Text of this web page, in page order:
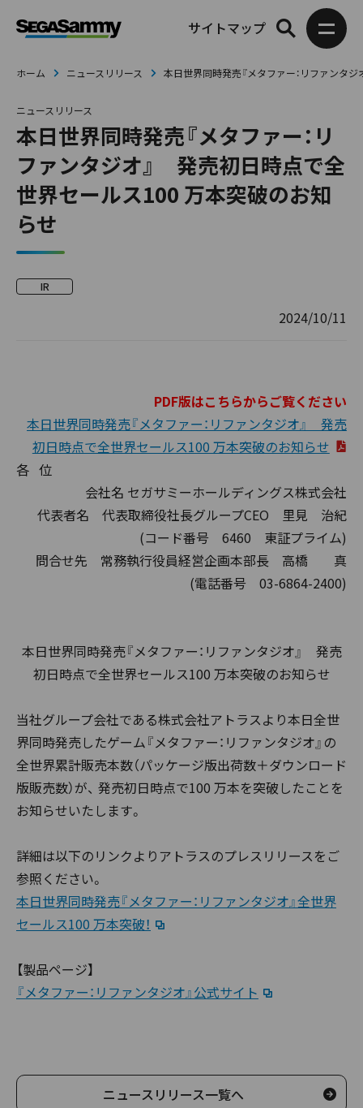
サイトマップ
ホーム ニュースリリース 本日世界同時発売『メタファー：リファンタ
ニュースリリース
本日世界同時発売『メタファー：リ
ファンタジオ』 発売初日時点で全
世界セールス100 万本突破のお知
らせ
IR
2024/10/11
PDF版はこちらからご覧ください
本日世界同時発売『メタファー：リファンタジオ』 発売
初日時点で全世界セールス100 万本突破のお知らせ
各 位
会社名 セガサミーホールディングス株式会社
代表者名 代表取締役社長グループCEO 里見 治紀
(コード番号 6460 東証プライム)
問合せ先 常務執行役員経営企画本部長 高橋 真
(電話番号 03-6864-2400)
本日世界同時発売『メタファー：リファンタジオ』 発売
初日時点で全世界セールス100 万本突破のお知らせ
当社グループ会社である株式会社アトラスより本日全世
界同時発売したゲーム『メタファー：リファンタジオ』の
全世界累計販売本数（パッケージ版出荷数＋ダウンロード
版販売数）が、 発売初日時点で100 万本を突破したことを
お知らせいたします。
詳細は以下のリンクよりアトラスのプレスリリースをご
参照ください。
本日世界同時発売『メタファー：リファンタジオ』全世界
セールス100 万本突破！
【製品ページ】
『メタファー：リファンタジオ』公式サイト
ニュースリリース一覧へ